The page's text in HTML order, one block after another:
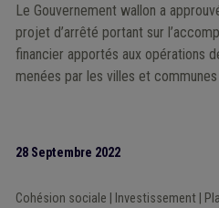
Le Gouvernement wallon a
projet d’arrêté portant sur
financier apportés aux opérations
menées par les villes et communes
28 Septembre 2022
Cohésion sociale Investissement|